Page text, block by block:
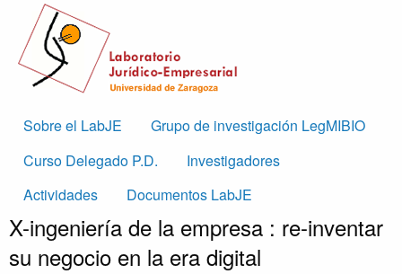
Skip to main content
Main
Sobre el LabJE
Grupo de investigación LegMIBIO
Curso Delegado P.D.
Investigadores
Actividades
Documentos LabJE
X-ingeniería de la empresa : re-inventar
su negocio en la era digital